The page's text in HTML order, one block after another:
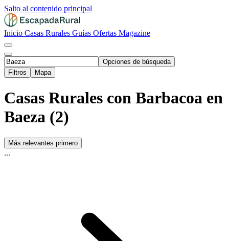
Salto al contenido principal
Inicio Casas Rurales Guías Ofertas Magazine
Opciones de búsqueda
Filtros
Mapa
Casas Rurales con Barbacoa en
Baeza (2)
Más relevantes primero
...